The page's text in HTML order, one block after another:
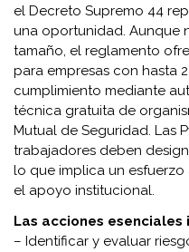
el Decreto Supremo 44
una oportunidad. Aunque
tamaño, el reglamento
para empresas con hasta
cumplimiento mediante
técnica gratuita de
Mutual de Seguridad. Las
trabajadores deben
lo que implica un
el apoyo institucional.
Las acciones esenciales
– Identificar y evaluar